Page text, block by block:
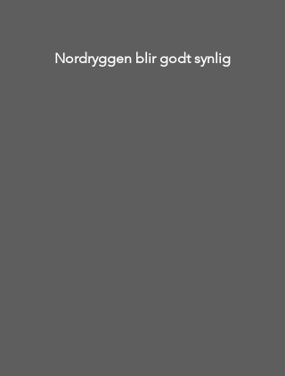
Nordryggen blir godt synlig